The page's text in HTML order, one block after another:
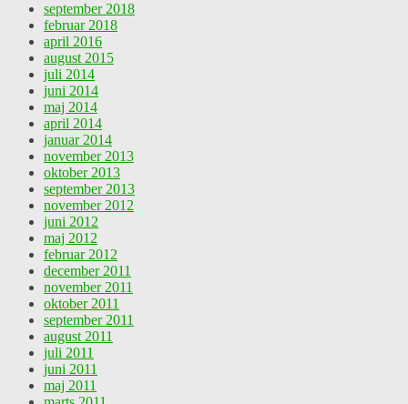
september 2018
februar 2018
april 2016
august 2015
juli 2014
juni 2014
maj 2014
april 2014
januar 2014
november 2013
oktober 2013
september 2013
november 2012
juni 2012
maj 2012
februar 2012
december 2011
november 2011
oktober 2011
september 2011
august 2011
juli 2011
juni 2011
maj 2011